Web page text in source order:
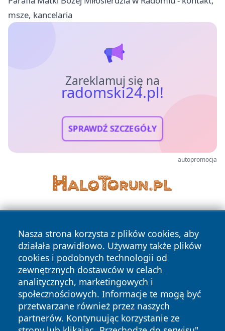
msze, kancelaria
Zareklamuj się na
radomski24.pl!
SPRAWDŹ SZCZEGÓŁY
autopromocja
Nasza strona korzysta z plików cookies, aby
działała prawidłowo. Używamy także plików
cookies i podobnych technologii od
zewnętrznych dostawców w celach
analitycznych, marketingowych i
społecznościowych. Informacje te mogą być
przetwarzane również przez naszych
partnerów. Kontynuując korzystanie ze
Copyright © 2026 radomski24.pl Wszystkie prawa
zastrzeżone.
News Autorzy
Polityka
Polityka